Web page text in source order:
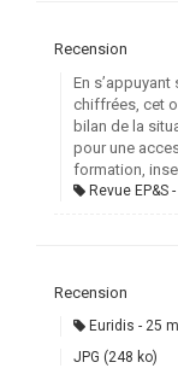
Recension
En
chiffrées, cet
bilan de la
pour une
formation,
Revue EP&S
Recension
Euridis
25
JPG (248 ko)